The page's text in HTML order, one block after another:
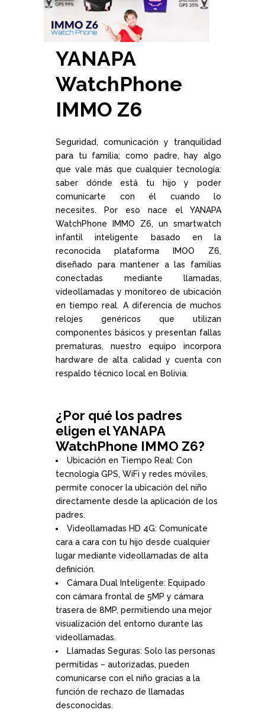
YANAPA
WatchPhone
IMMO Z6
Seguridad, comunicación y tranquilidad
para tu familia; como padre, hay algo
que vale más que cualquier tecnología:
saber dónde está tu hijo y poder
comunicarte con él cuando lo
necesites. Por eso nace el YANAPA
WatchPhone IMMO Z6, un smartwatch
infantil inteligente basado en la
reconocida plataforma IMOO Z6,
diseñado para mantener a las familias
conectadas mediante llamadas,
videollamadas y monitoreo de ubicación
en tiempo real. A diferencia de muchos
relojes genéricos que utilizan
componentes básicos y presentan fallas
prematuras, nuestro equipo incorpora
hardware de alta calidad y cuenta con
respaldo técnico local en Bolivia.
¿Por qué los padres
eligen el YANAPA
WatchPhone IMMO Z6?
Ubicación en Tiempo Real: Con
tecnología GPS, WiFi y redes móviles,
permite conocer la ubicación del niño
directamente desde la aplicación de los
padres.
Videollamadas HD 4G: Comunícate
cara a cara con tu hijo desde cualquier
lugar mediante videollamadas de alta
definición.
Cámara Dual Inteligente: Equipado
con cámara frontal de 5MP y cámara
trasera de 8MP, permitiendo una mejor
visualización del entorno durante las
videollamadas.
Llamadas Seguras: Solo las personas
permitidas – autorizadas, pueden
comunicarse con el niño gracias a la
función de rechazo de llamadas
desconocidas.